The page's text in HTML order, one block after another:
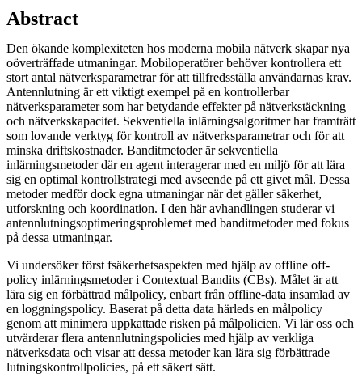
Abstract
Den ökande komplexiteten hos moderna mobila nätverk skapar nya
oöverträffade utmaningar. Mobiloperatörer behöver kontrollera ett
stort antal nätverksparametrar för att tillfredsställa användarnas krav.
Antennlutning är ett viktigt exempel på en kontrollerbar
nätverksparameter som har betydande effekter på nätverkstäckning
och nätverkskapacitet. Sekventiella inlärningsalgoritmer har framträtt
som lovande verktyg för kontroll av nätverksparametrar och för att
minska driftskostnader. Banditmetoder är sekventiella
inlärningsmetoder där en agent interagerar med en miljö för att lära
sig en optimal kontrollstrategi med avseende på ett givet mål. Dessa
metoder medför dock egna utmaningar när det gäller säkerhet,
utforskning och koordination. I den här avhandlingen studerar vi
antennlutningsoptimeringsproblemet med banditmetoder med fokus
på dessa utmaningar.
Vi undersöker först fsäkerhetsaspekten med hjälp av offline off-
policy inlärningsmetoder i Contextual Bandits (CBs). Målet är att
lära sig en förbättrad målpolicy, enbart från offline-data insamlad av
en loggningspolicy. Baserat på detta data härleds en målpolicy
genom att minimera uppkattade risken på målpolicien. Vi lär oss och
utvärderar flera antennlutningspolicies med hjälp av verkliga
nätverksdata och visar att dessa metoder kan lära sig förbättrade
lutningskontrollpolicies, på ett säkert sätt.